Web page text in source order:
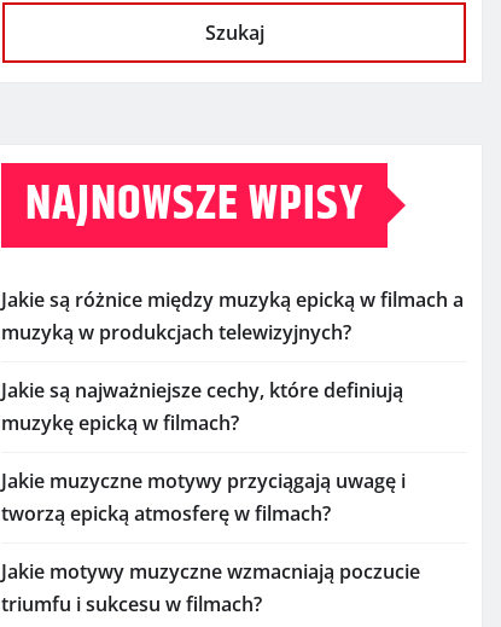
Szukaj
NAJNOWSZE WPISY
Jakie są różnice między muzyką epicką w filmach a
muzyką w produkcjach telewizyjnych?
Jakie są najważniejsze cechy, które definiują
muzykę epicką w filmach?
Jakie muzyczne motywy przyciągają uwagę i
tworzą epicką atmosferę w filmach?
Jakie motywy muzyczne wzmacniają poczucie
triumfu i sukcesu w filmach?